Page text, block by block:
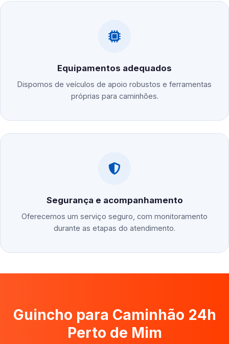
Equipamentos adequados
Dispomos de veículos de apoio robustos e ferramentas
próprias para caminhões.
Segurança e acompanhamento
Oferecemos um serviço seguro, com monitoramento
durante as etapas do atendimento.
Guincho para Caminhão 24h
Perto de Mim